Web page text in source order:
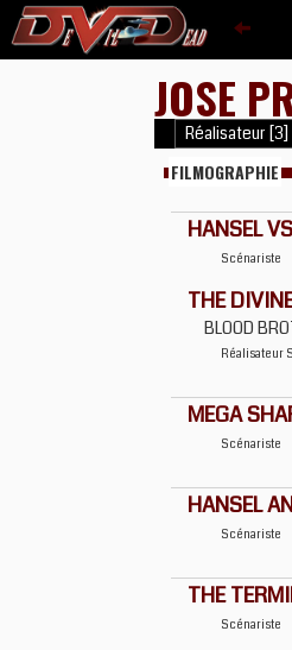
JOSE
Réalisateur [3]
FILMOGRAPHIE
HANSEL
Scénariste
THE
BLOOD
Réalisateur
MEGA
Scénariste
HANSEL
Scénariste
THE
Scénariste